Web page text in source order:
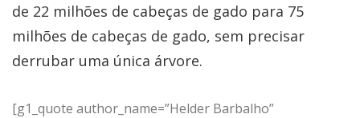
de 22 milhões de cabeças de gado para 75
milhões de cabeças de gado, sem precisar
derrubar uma única árvore.
[g1_quote author_name=”Helder Barbalho”